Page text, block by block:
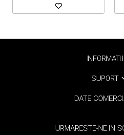
INFORMATII
SUPORT
DATE
URMARESTE-NE IN